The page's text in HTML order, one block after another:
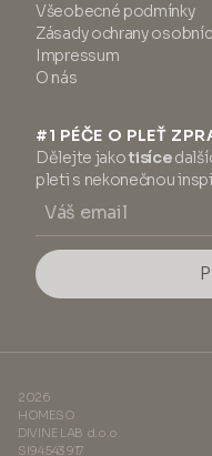
Všeobecné podmínky
Zásady ochrany
Impressum
O nás
#1 PÉČE O PLEŤ
Dělejte jakotisíce
pleti s nekonečnou
2026
HOMESO
DIVINE LAB d.o.o.
SI94543917